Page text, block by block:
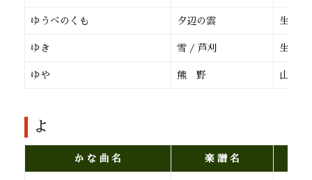
ゆうべのくも 夕辺の雲 生田流
ゆき 雪 / 芦刈 生田流
ゆや 熊 野 山田流
よ
か な 曲 名 楽 譜 名